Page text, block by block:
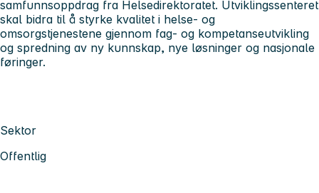
samfunnsoppdrag fra Helsedirektoratet. Utviklingssenteret
skal bidra til å styrke kvalitet i helse- og
omsorgstjenestene gjennom fag- og kompetanseutvikling
og spredning av ny kunnskap, nye løsninger og nasjonale
føringer.
Sektor
Offentlig